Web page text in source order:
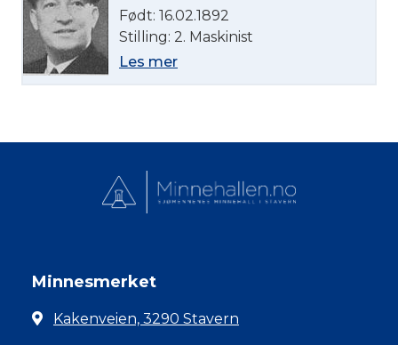
Født: 16.02.1892
Stilling: 2. Maskinist
Les mer
Minnesmerket
Kakenveien, 3290 Stavern
Norsk bokmål